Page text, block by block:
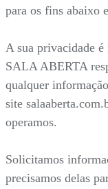
para os fins abaixo
A sua privacidade
SALA ABERTA
qualquer
site
operamos.
Solicitamos
precisamos delas